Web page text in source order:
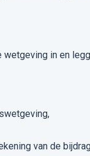
wetgeving in en
van de